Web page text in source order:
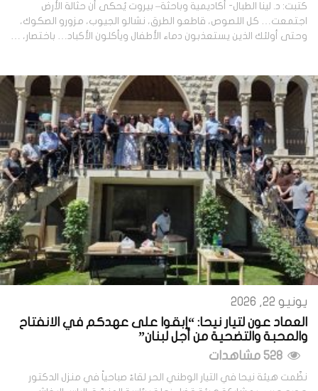
كتبت: د. لينا الطبال- أكاديمية وباحثة– بيروت يُحكى أن حثالة الأرض
اجتمعت… كل اللصوص، قاطعو الطرق، نشالو الجيوب، مزورو الصكوك،
وحتى أولئك الذين يستعذبون دماء الأطفال ويأكلون الأكباد… باختصار، …
يونيو 22, 2026
العماد عون لتيار نيحا: “إبقوا على عهدكم في الانفتاح
والمحبة والتضحية من أجل لبنان”
نظّمت هيئة نيحا في التيار الوطني الحر لقاءً صباحياً في منزل الدكتور